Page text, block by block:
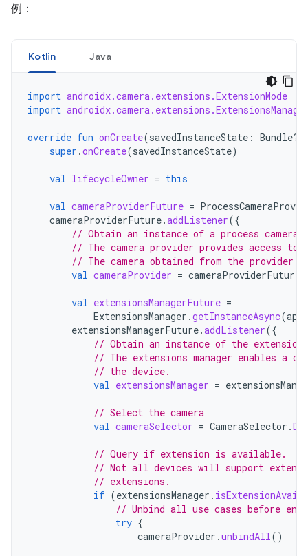
例：
Kotlin Java
import androidx.camera.extensions.ExtensionMode
import
override fun onCreate(savedInstanceState : Bundle?)
super .onCreate(savedInstanceState)
val lifecycleOwner = this
val cameraProviderFuture =
cameraProviderFuture.addListener({
// Obtain an instance of a process camera
// The camera provider provides access
// The camera obtained from the
val cameraProvider = cameraProviderFuture
val extensionsManagerFuture =
ExtensionsManager .getInstanceAsync(
extensionsManagerFuture.addListener({
// Obtain an instance of the extensions
// The extensions manager enables a
// the device.
val extensionsManager =
// Select the camera
val cameraSelector = CameraSelector .
// Query if extension is available.
// Not all devices will support
// extensions.
if (extensionsManager .
// Unbind all use cases before
try {
cameraProvider .unbindAll ()